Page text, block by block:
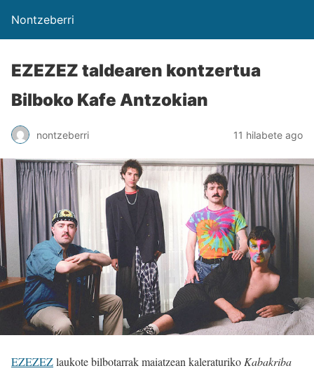
Nontzeberri
EZEZEZ taldearen kontzertua
Bilboko Kafe Antzokian
nontzeberri 11 hilabete ago
EZEZEZlaukote bilbotarrak maiatzean kaleraturikoKabakriba